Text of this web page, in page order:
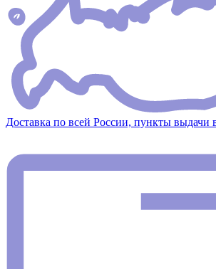
Доставка по всей России, пункты выдачи